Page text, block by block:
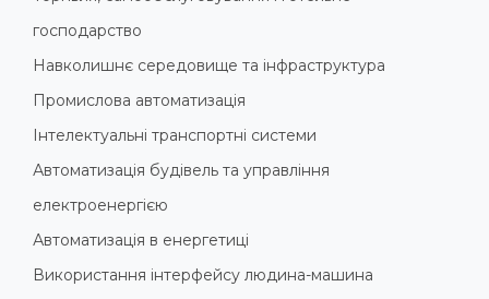
господарство
Навколишнє середовище та інфраструктура
Промислова автоматизація
Інтелектуальні транспортні системи
Автоматизація будівель та управління
електроенергією
Автоматизація в енергетиці
Використання інтерфейсу людина-машина